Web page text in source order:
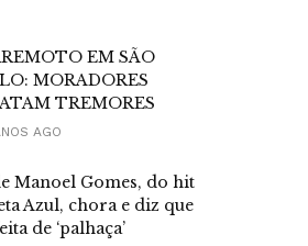
EM SÃO
MORADORES
TREMORES
AGO
Manoel Gomes, do hit
Azul, chora e diz que
de ‘palhaça’